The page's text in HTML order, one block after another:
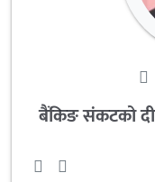
बैंकिङ संकटको